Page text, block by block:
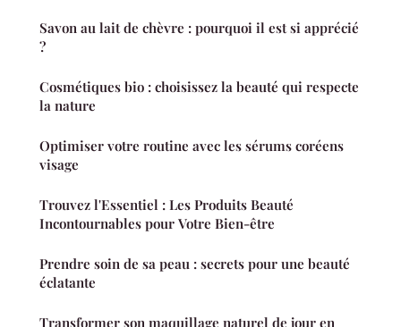
Savon au lait de chèvre : pourquoi il est si apprécié
?
Cosmétiques bio : choisissez la beauté qui respecte
la nature
Optimiser votre routine avec les sérums coréens
visage
Trouvez l'Essentiel : Les Produits Beauté
Incontournables pour Votre Bien-être
Prendre soin de sa peau : secrets pour une beauté
éclatante
Transformer son maquillage naturel de jour en